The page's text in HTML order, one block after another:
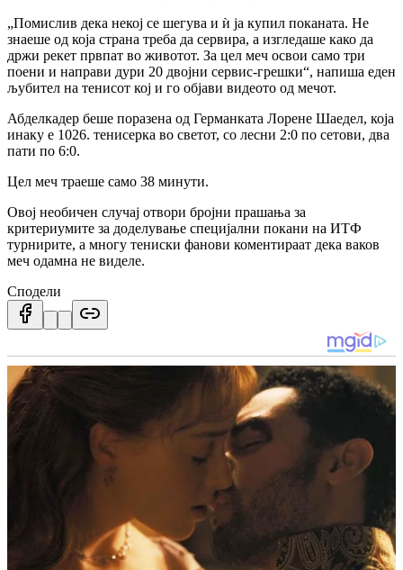
„Помислив дека некој се шегува и ѝ ја купил поканата. Не
знаеше од која страна треба да сервира, а изгледаше како да
држи рекет првпат во животот. За цел меч освои само три
поени и направи дури 20 двојни сервис-грешки“, напиша еден
љубител на тенисот кој и го објави видеото од мечот.
Абделкадер беше поразена од Германката Лорене Шаедел, која
инаку е 1026. тенисерка во светот, со лесни 2:0 по сетови, два
пати по 6:0.
Цел меч траеше само 38 минути.
Овој необичен случај отвори бројни прашања за
критериумите за доделување специјални покани на ИТФ
турнирите, а многу тениски фанови коментираат дека ваков
меч одамна не виделе.
Сподели